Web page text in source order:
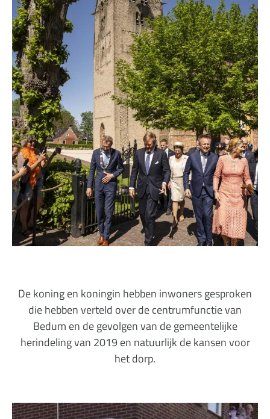
De koning en koningin hebben inwoners gesproken
die hebben verteld over de centrumfunctie van
Bedum en de gevolgen van de gemeentelijke
herindeling van 2019 en natuurlijk de kansen voor
het dorp.